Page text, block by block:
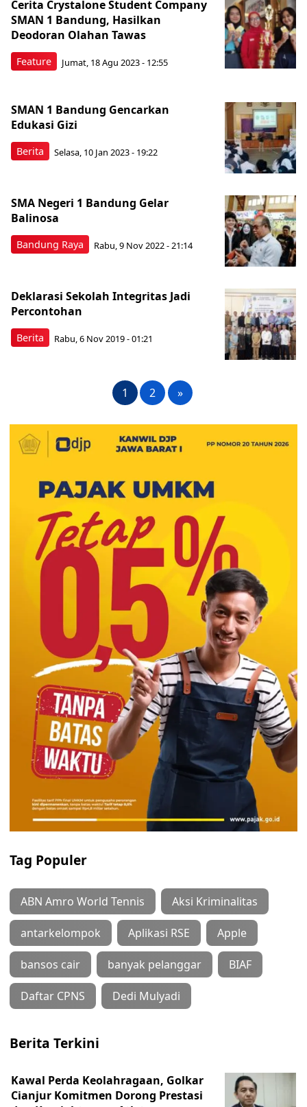
Feature
Cerita Crystalone Student Company
SMAN 1 Bandung, Hasilkan
Deodoran Olahan Tawas
Jumat, 18 Agu 2023 - 12:55
Berita
SMAN 1 Bandung Gencarkan
Edukasi Gizi
Selasa, 10 Jan 2023 - 19:22
Bandung Raya
SMA Negeri 1 Bandung Gelar
Balinosa
Rabu, 9 Nov 2022 - 21:14
Berita
Deklarasi Sekolah Integritas Jadi
Percontohan
Rabu, 6 Nov 2019 - 01:21
1 2 »
Tag Populer
ABN Amro World Tennis Aksi Kriminalitas
antarkelompok Aplikasi RSE Apple
bansos cair banyak pelanggar BIAF
Daftar CPNS Dedi Mulyadi
Berita Terkini
Kawal Perda Keolahragaan, Golkar
Cianjur Komitmen Dorong Prestasi